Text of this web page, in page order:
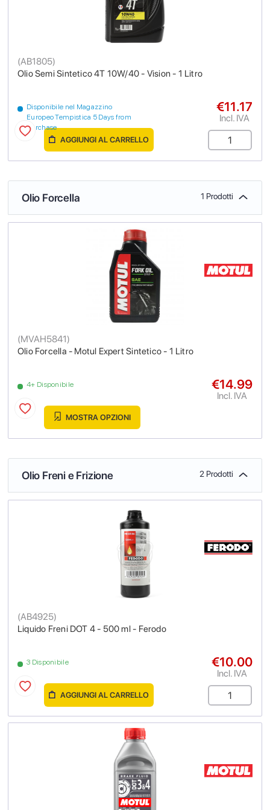
Olio Semi Sintetico 4T 10W/40 - Vision - 1 Litro
(AB1805)
Disponibile nel Magazzino
Europeo Tempistica 5 Days from
purchase
€11.17
Incl. IVA
AGGIUNGI AL CARRELLO
Olio Forcella 1 Prodotti
Olio Forcella - Motul Expert Sintetico - 1 Litro
(MVAH5841)
4+ Disponibile €14.99
Incl. IVA
MOSTRA OPZIONI
Olio Freni e Frizione 2 Prodotti
Liquido Freni DOT 4 - 500 ml - Ferodo
(AB4925)
3 Disponibile €10.00
Incl. IVA
AGGIUNGI AL CARRELLO